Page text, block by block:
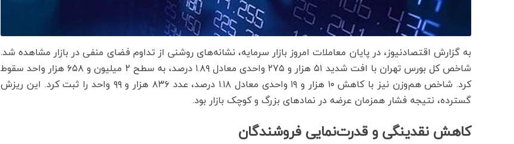
به گزارش اقتصادنیوز، در پایان معاملات امروز بازار سرمایه، نشانه‌های روشنی از تداوم فضای منفی در بازار مشاهده شد.
شاخص کل بورس تهران با افت شدید ۵۱ هزار و ۲۷۵ واحدی معادل ۱.۸۹ درصد، به سطح ۲ میلیون و ۶۵۸ هزار واحد سقوط
کرد. شاخص هم‌وزن نیز با کاهش ۱۰ هزار و ۱۹ واحدی معادل ۱.۱۸ درصد، عدد ۸۳۶ هزار و ۹۹ واحد را ثبت کرد. این ریزش
گسترده، نتیجه فشار همزمان عرضه در نمادهای بزرگ و کوچک بازار بود.
کاهش نقدینگی و قدرت‌نمایی فروشندگان